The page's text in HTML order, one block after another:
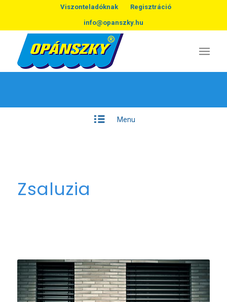
Viszonteladóknak Regisztráció
info@opanszky.hu
Menu
Zsaluzia